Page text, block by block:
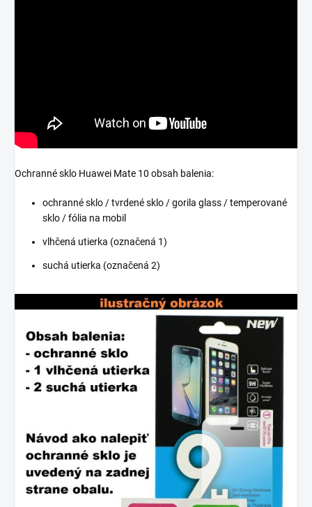
Ochranné sklo Huawei Mate 10 obsah balenia:
ochranné sklo / tvrdené sklo / gorila glass / temperované
sklo / fólia na mobil
vlhčená utierka (označená 1)
suchá utierka (označená 2)